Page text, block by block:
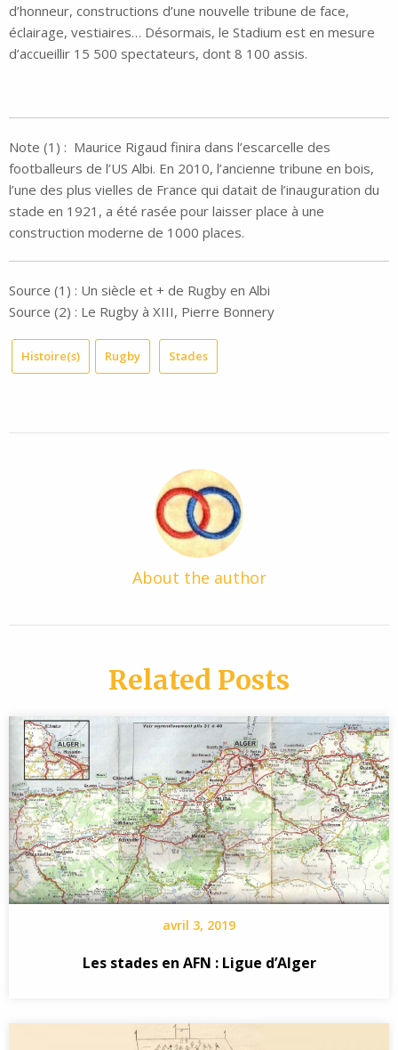
d’honneur, constructions d’une nouvelle tribune de face,
éclairage, vestiaires… Désormais, le Stadium est en mesure
d’accueillir 15 500 spectateurs, dont 8 100 assis.
Note (1) : Maurice Rigaud finira dans l’escarcelle des
footballeurs de l’US Albi. En 2010, l’ancienne tribune en bois,
l’une des plus vielles de France qui datait de l’inauguration du
stade en 1921, a été rasée pour laisser place à une
construction moderne de 1000 places.
Source (1) : Un siècle et + de Rugby en Albi
Source (2) : Le Rugby à XIII, Pierre Bonnery
Histoire(s) Rugby Stades
About the author
Related Posts
avril 3, 2019
Les stades en AFN : Ligue d’Alger